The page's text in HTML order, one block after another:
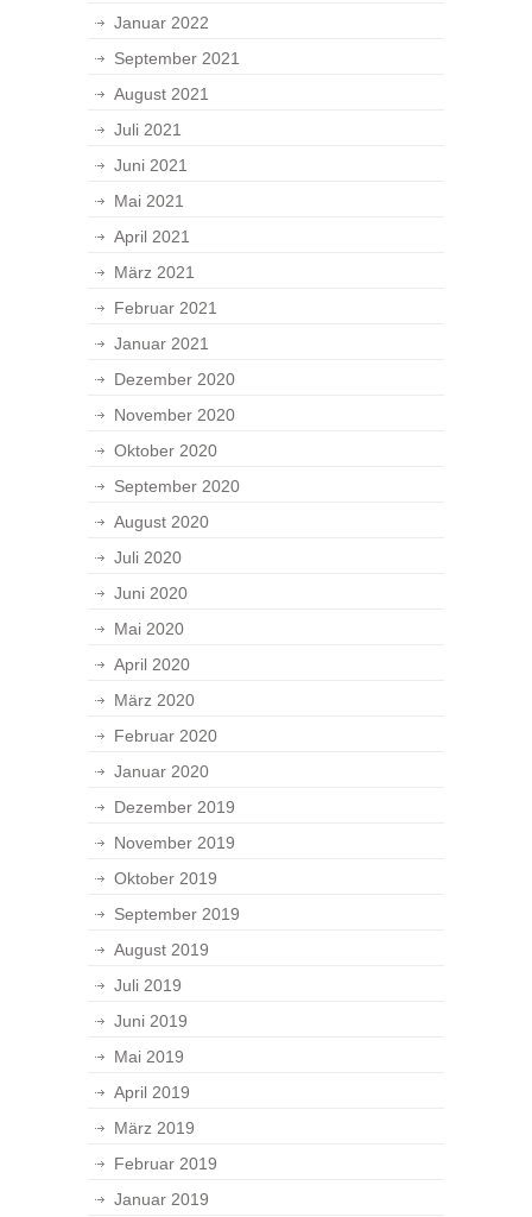
Januar 2022
September 2021
August 2021
Juli 2021
Juni 2021
Mai 2021
April 2021
März 2021
Februar 2021
Januar 2021
Dezember 2020
November 2020
Oktober 2020
September 2020
August 2020
Juli 2020
Juni 2020
Mai 2020
April 2020
März 2020
Februar 2020
Januar 2020
Dezember 2019
November 2019
Oktober 2019
September 2019
August 2019
Juli 2019
Juni 2019
Mai 2019
April 2019
März 2019
Februar 2019
Januar 2019